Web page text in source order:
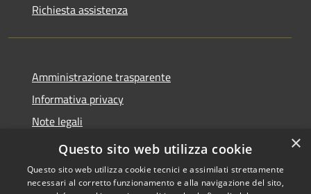
Richiesta assistenza
Amministrazione trasparente
Informativa privacy
Note legali
Dichiarazione di accessibilità
×
Questo sito web utilizza cookie
Questo sito web utilizza cookie tecnici e assimilati strettamente
necessari al corretto funzionamento e alla navigazione del sito,